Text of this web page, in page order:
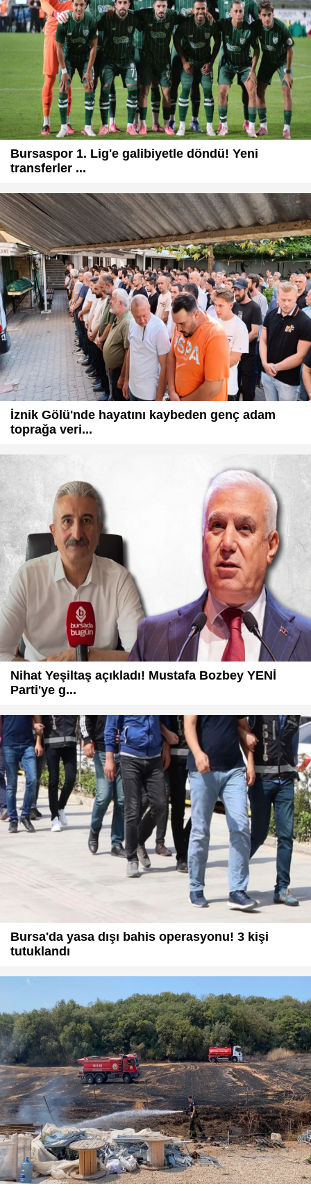
Bursaspor 1. Lig'e galibiyetle döndü! Yeni
transferler ...
İznik Gölü'nde hayatını kaybeden genç adam
toprağa veri...
Nihat Yeşiltaş açıkladı! Mustafa Bozbey YENİ
Parti'ye g...
Bursa'da yasa dışı bahis operasyonu! 3 kişi
tutuklandı